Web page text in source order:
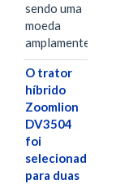
sendo uma
moeda
amplamente…
O trator
híbrido
Zoomlion
DV3504
foi
selecionado
para duas